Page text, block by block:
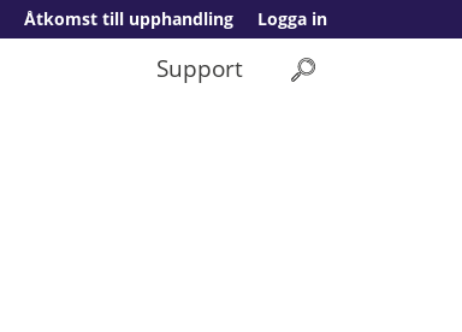
Logga in
Åtkomst till upphandling
Support